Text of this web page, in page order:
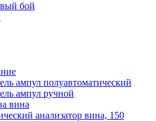
бой
ампул полуавтоматический
ампул ручной
вина
анализатор вина, 150